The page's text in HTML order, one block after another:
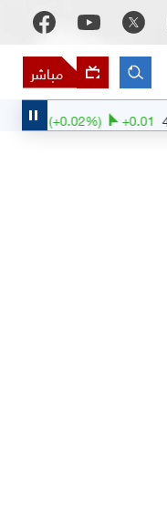
مباشر
( +0.02%) الدولار